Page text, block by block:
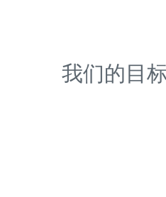
我们的目